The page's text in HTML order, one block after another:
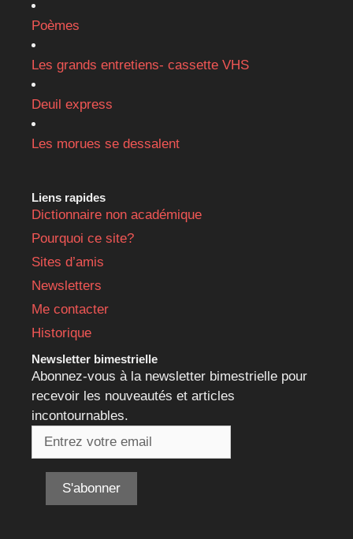
Poèmes
Les grands entretiens- cassette VHS
Deuil express
Les morues se dessalent
Liens rapides
Dictionnaire non académique
Pourquoi ce site?
Sites d’amis
Newsletters
Me contacter
Historique
Newsletter bimestrielle
Abonnez-vous à la newsletter bimestrielle pour
recevoir les nouveautés et articles
incontournables.